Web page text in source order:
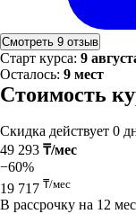
Смотреть 9 отзыв
Старт курса: 9
Осталось: 9 мест
Стоимость
Скидка действует 0
49 293 ₸/мес
−60%
19 717 ₸/мес
В рассрочку на 12